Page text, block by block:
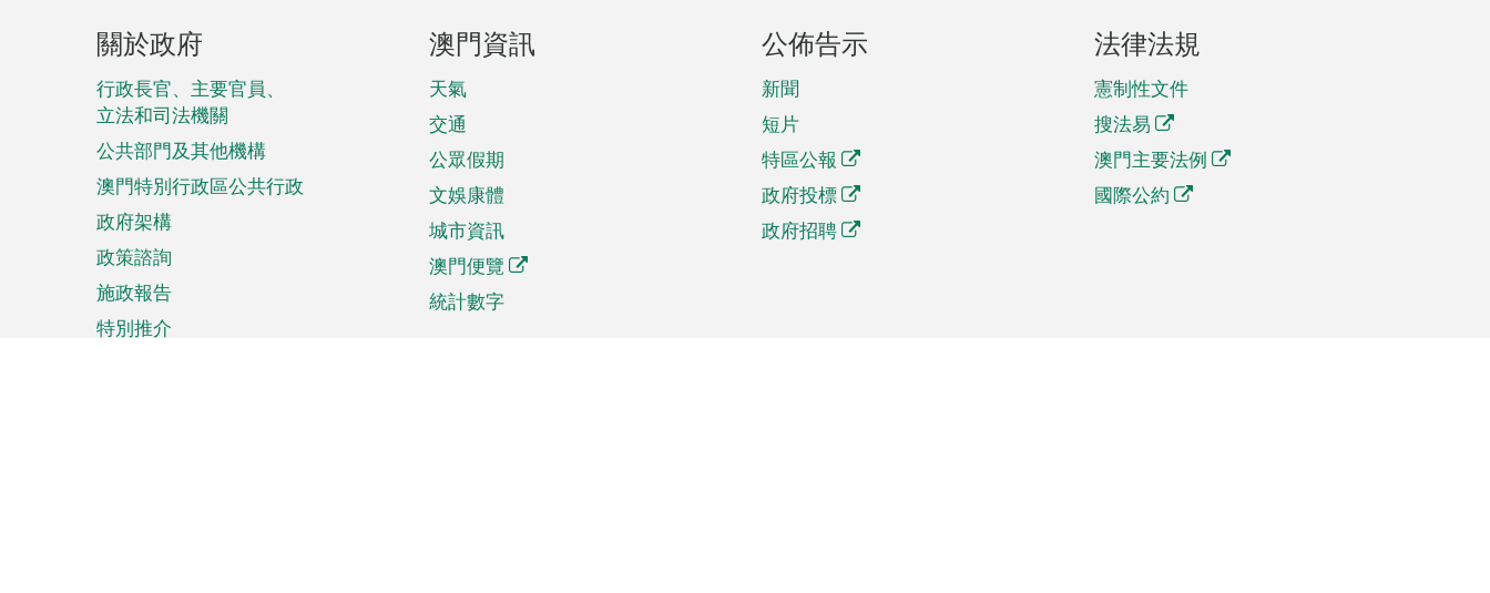
頁
腳
菜
單
關於政府
行政長官、主要官員、
立法和司法機關
公共部門及其他機構
澳門特別行政區公共行政
政府架構
政策諮詢
施政報告
特別推介
澳門資訊
天氣
交通
公眾假期
文娛康體
城市資訊
澳門便覽
統計數字
公佈告示
新聞
短片
特區公報
政府投標
政府招聘
法律法規
憲制性文件
搜法易
澳門主要法例
國際公約